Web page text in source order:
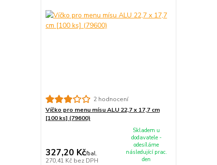
2 hodnocení
Víčko pro menu mísu ALU 22,7 x 17,7 cm
[100 ks] (79600)
327,20 Kč/bal.
270,41 Kč bez DPH
Skladem u
dodavatele -
odesíláme
následující prac.
den